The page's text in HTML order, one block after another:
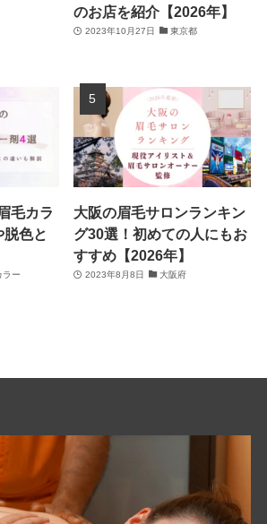
のお店を紹介【2026年】
2023年10月27日 東京都
毛カラ
色と
ラー
大阪の眉毛サロンランキン
グ30選！初めての人にもお
すすめ【2026年】
2023年8月8日 大阪府